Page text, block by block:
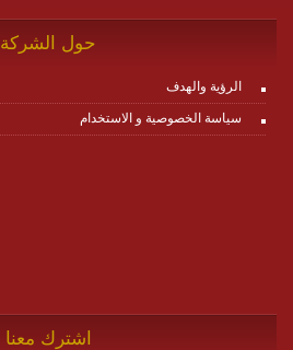
حول الشركة
الرؤية والهدف
سياسة الخصوصية و الاستخدام
اشترك معنا